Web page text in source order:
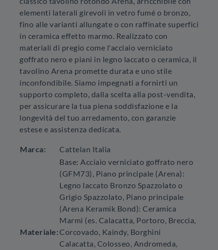
elementi laterali girevoli in vetro fumé o bronzo,
fino alle varianti allungate o con raffinate superfici
in ceramica effetto marmo. Realizzato con
materiali di pregio come l'acciaio verniciato
goffrato nero e piani in legno laccato o ceramica, il
tavolino Arena promette durata e uno stile
inconfondibile. Siamo impegnati a fornirti un
supporto completo, dalla scelta alla post-vendita,
per assicurare la tua piena soddisfazione e la
longevità del tuo arredamento, con garanzie
estese e assistenza dedicata.
Marca: Cattelan Italia
Materiale:
Base: Acciaio verniciato goffrato nero
(GFM73), Piano principale (Arena):
Legno laccato Bronzo Spazzolato o
Grigio Spazzolato, Piano principale
(Arena Keramik Bond): Ceramica
Marmi (es. Calacatta, Portoro, Breccia,
Corcovado, Kaindy, Borghini
Calacatta, Colosseo, Andromeda,